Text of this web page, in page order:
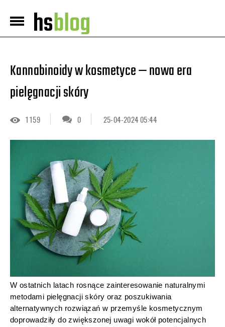
Kannabinoidy w kosmetyce — nowa era
pielęgnacji skóry
1159 0 25-04-2024 05:44
W ostatnich latach rosnące zainteresowanie naturalnymi
metodami pielęgnacji skóry oraz poszukiwania
alternatywnych rozwiązań w przemyśle kosmetycznym
doprowadziły do zwiększonej uwagi wokół potencjalnych